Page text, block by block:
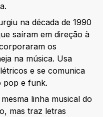
na década de 1990
saíram em direção à
os
na música. Usa
e se comunica
pop e funk.
linha musical do
mas traz letras